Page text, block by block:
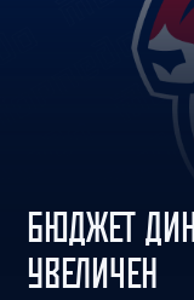
БЮДЖЕТ
УВЕЛИЧЕН